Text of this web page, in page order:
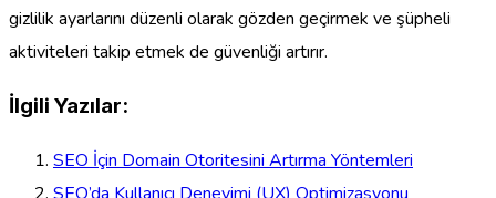
gizlilik ayarlarını düzenli olarak gözden geçirmek ve şüpheli
aktiviteleri takip etmek de güvenliği artırır.
İlgili Yazılar:
SEO İçin Domain Otoritesini Artırma Yöntemleri